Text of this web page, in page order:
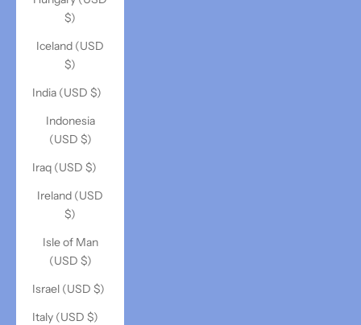
$)
Iceland (USD
$)
India (USD $)
Indonesia
(USD $)
Iraq (USD $)
Ireland (USD
$)
Isle of Man
(USD $)
Israel (USD $)
Italy (USD $)